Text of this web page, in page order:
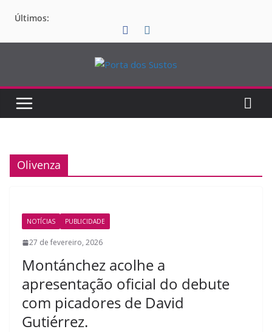
paraÚltimos:
Olivenza
NOTÍCIAS PUBLICIDADE
27 de fevereiro, 2026
Montánchez acolhe a
apresentação oficial do debute
com picadores de David
Gutiérrez.